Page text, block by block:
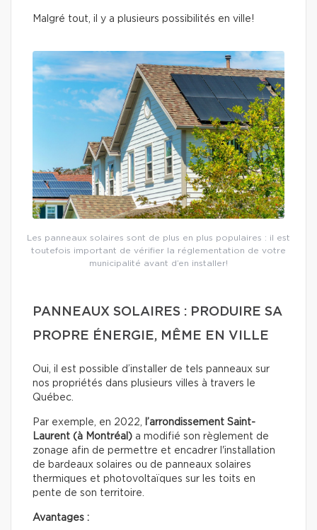
Malgré tout, il y a plusieurs possibilités en ville!
Les panneaux solaires sont de plus en plus populaires : il est
toutefois important de vérifier la réglementation de votre
municipalité avant d’en installer!
PANNEAUX SOLAIRES : PRODUIRE SA
PROPRE ÉNERGIE, MÊME EN VILLE
Oui, il est possible d’installer de tels panneaux sur
nos propriétés dans plusieurs villes à travers le
Québec.
Par exemple, en 2022, l’arrondissement Saint-
Laurent (à Montréal) a modifié son règlement de
zonage afin de permettre et encadrer l'installation
de bardeaux solaires ou de panneaux solaires
thermiques et photovoltaïques sur les toits en
pente de son territoire.
Avantages :